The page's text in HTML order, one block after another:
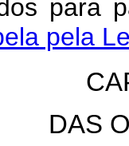
para
pela
DAS